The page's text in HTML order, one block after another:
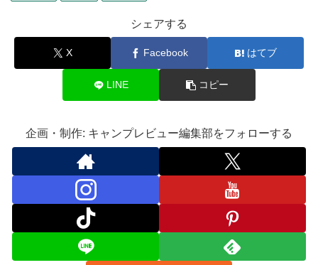
シェアする
X Facebook はてブ
LINE コピー
企画・制作: キャンプレビュー編集部をフォローする